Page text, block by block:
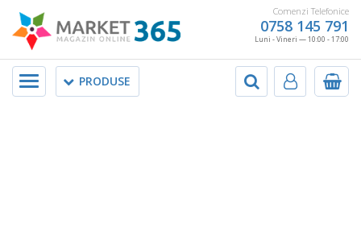
Comenzi Telefonice
0758 145 791
Luni - Vineri — 10:00 - 17:00
PRODUSE
Meniu